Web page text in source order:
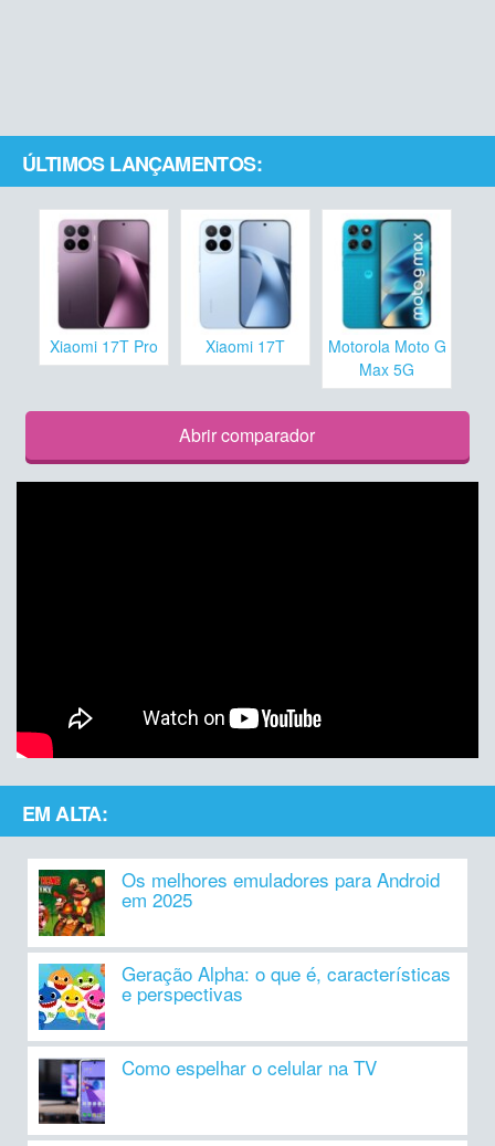
ÚLTIMOS LANÇAMENTOS:
Xiaomi 17T Pro Xiaomi 17T
Motorola Moto G
Max 5G
Abrir comparador
EM ALTA:
Os melhores emuladores para Android
em 2025
Geração Alpha: o que é, características
e perspectivas
Como espelhar o celular na TV